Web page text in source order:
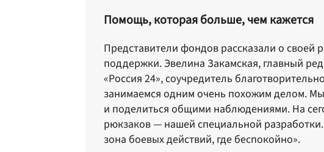
Помощь, которая больше, чем кажется
Представители фондов рассказали о своей
поддержки. Эвелина Закамская, главный
«Россия 24», соучредитель
занимаемся одним очень похожим делом.
и поделиться общими наблюдениями. На
рюкзаков — нашей специальной
зона боевых действий, где беспокойно».